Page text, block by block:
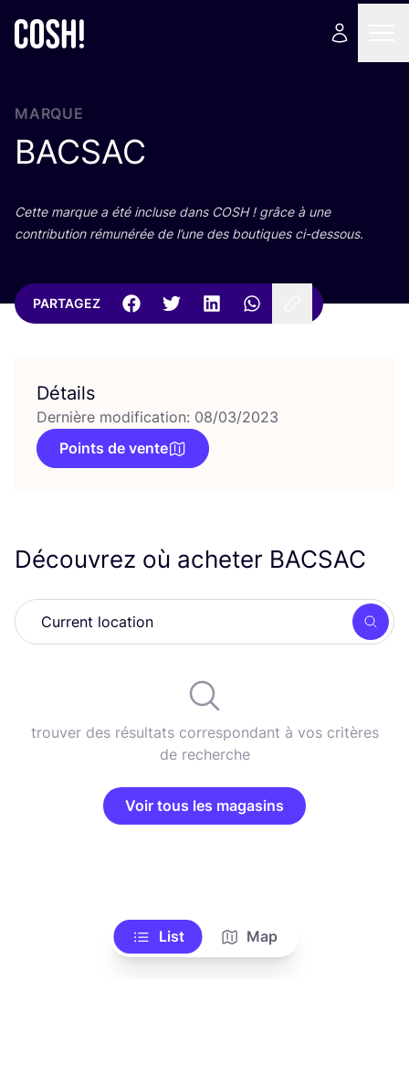
MARQUE
BACSAC
Cette marque a été incluse dans COSH! grâce à une
contri­bu­tion rému­né­rée de l’une des bou­tiques ci-dessous.
PARTAGEZ
Détails
Dernière modification: 08/03/2023
Points de vente
Découvrez où acheter BACSAC
trouver des résultats correspondant à vos critères
de recherche
Voir tous les magasins
List Map